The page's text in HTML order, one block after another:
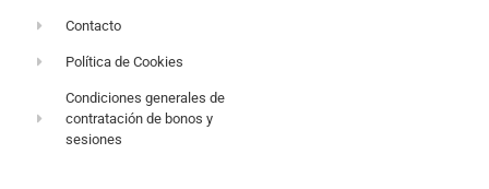
Contacto
Política de Cookies
Condiciones generales de
contratación de bonos y
sesiones